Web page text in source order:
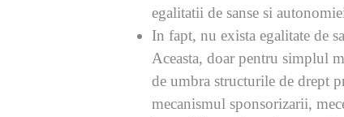
egalitatii de sanse si
In fapt, nu exista egalitate de
Aceasta, doar pentru simplul
de umbra structurile de drept
mecanismul sponsorizarii,